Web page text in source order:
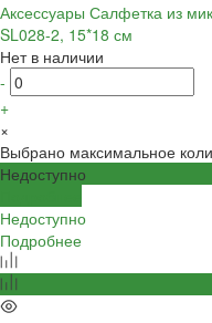
Аксессуары Салфетка из
SL028-2, 15*18 см
Нет в наличии
-
+
×
Выбрано максимальное
Недоступно
Недоступно
Подробнее